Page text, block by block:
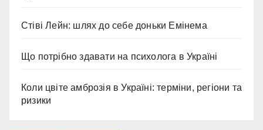
Стіві Лейн: шлях до себе доньки Емінема
Що потрібно здавати на психолога в Україні
Коли цвіте амброзія в Україні: терміни, регіони та
ризики